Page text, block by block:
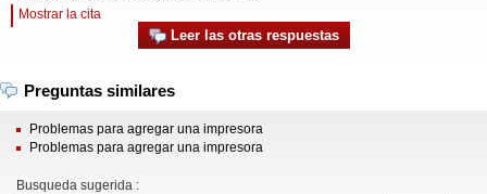
Mostrar la cita
Leer las otras respuestas
Preguntas similares
Problemas para agregar una impresora
Problemas para agregar una impresora
Busqueda sugerida :